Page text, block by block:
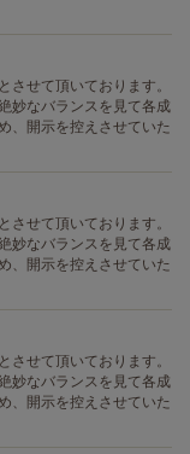
させて頂いております。
妙なバランスを見て各成
、開示を控えさせていた
させて頂いております。
妙なバランスを見て各成
、開示を控えさせていた
させて頂いております。
妙なバランスを見て各成
、開示を控えさせていた